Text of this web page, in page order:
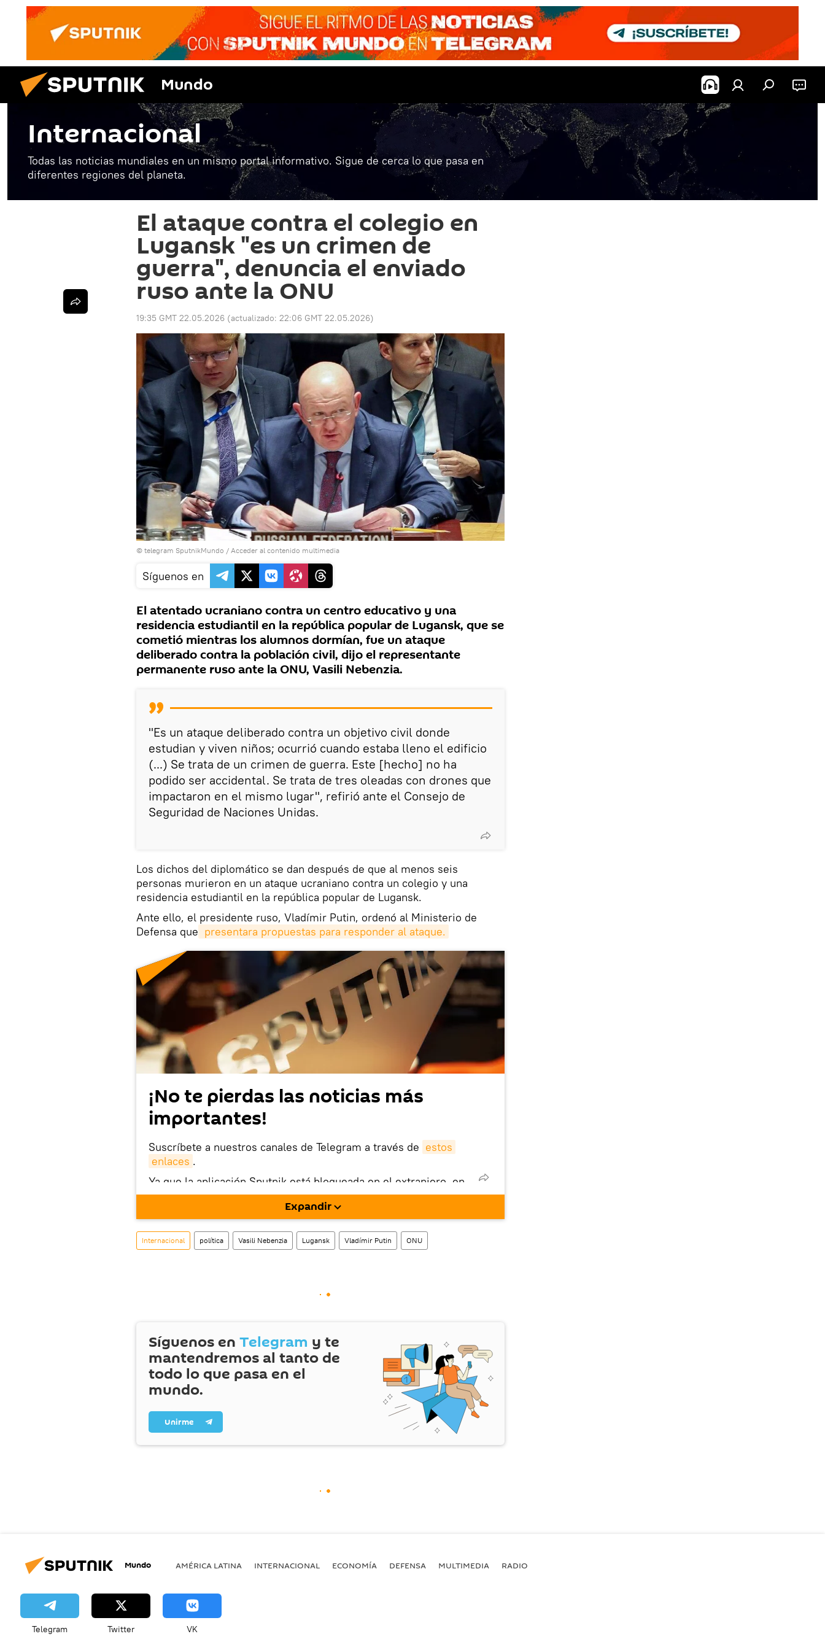
Mundo
Internacional
Todas las noticias mundiales en un mismo portal informativo. Sigue de cerca lo que pasa en
diferentes regiones del planeta.
El ataque contra el colegio en
Lugansk "es un crimen de
guerra", denuncia el enviado
ruso ante la ONU
19:35 GMT 22.05.2026 (actualizado: 22:06 GMT 22.05.2026)
© telegram SputnikMundo / Acceder al contenido multimedia
Síguenos en
El atentado ucraniano contra un centro educativo y una
residencia estudiantil en la república popular de Lugansk, que se
cometió mientras los alumnos dormían, fue un ataque
deliberado contra la población civil, dijo el representante
permanente ruso ante la ONU, Vasili Nebenzia.
"Es un ataque deliberado contra un objetivo civil donde
estudian y viven niños; ocurrió cuando estaba lleno el edificio
(...) Se trata de un crimen de guerra. Este [hecho] no ha
podido ser accidental. Se trata de tres oleadas con drones que
impactaron en el mismo lugar", refirió ante el Consejo de
Seguridad de Naciones Unidas.
Los dichos del diplomático se dan después de que al menos seis
personas murieron en un ataque ucraniano contra un colegio y una
residencia estudiantil en la república popular de Lugansk.
Ante ello, el presidente ruso, Vladímir Putin, ordenó al Ministerio de
Defensa que presentara propuestas para responder al ataque.
¡No te pierdas las noticias más
importantes!
Suscríbete a nuestros canales de Telegram a través de estos
enlaces .
Ya que la aplicación Sputnik está bloqueada en el extranjero, en
este enlace puedes descargarla e instalarla en tu dispositivo
Expandir
Internacional política Vasili Nebenzia Lugansk Vladímir Putin ONU
Síguenos en Telegram y te
mantendremos al tanto de
todo lo que pasa en el
mundo.
Unirme
Mundo AMÉRICA LATINA INTERNACIONAL ECONOMÍA DEFENSA MULTIMEDIA RADIO
Telegram Twitter VK